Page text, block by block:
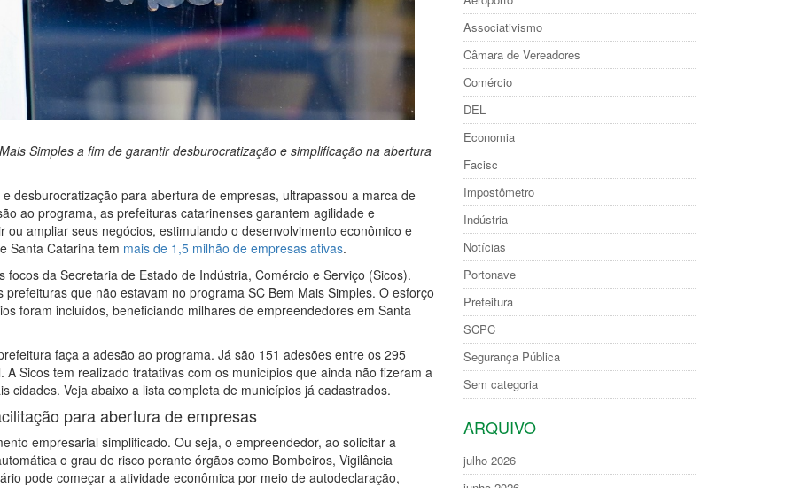
Simples a fim de garantir desburocratização e simplificação na abertura
desburocratização para abertura de empresas, ultrapassou a marca de
ao programa, as prefeituras catarinenses garantem agilidade e
ampliar seus negócios, estimulando o desenvolvimento econômico e
Santa Catarina tem mais de 1,5 milhão de empresas ativas.
da Secretaria de Estado de Indústria, Comércio e Serviço (Sicos).
que não estavam no programa SC Bem Mais Simples. O esforço
foram incluídos, beneficiando milhares de empreendedores em Santa
faça a adesão ao programa. Já são 151 adesões entre os 295
Sicos tem realizado tratativas com os municípios que ainda não fizeram a
cidades. Veja abaixo a lista completa de municípios já cadastrados.
para abertura de empresas
empresarial simplificado. Ou seja, o empreendedor, ao solicitar a
o grau de risco perante órgãos como Bombeiros, Vigilância
pode começar a atividade econômica por meio de autodeclaração,
Associativismo
Câmara de Vereadores
Comércio
DEL
Economia
Facisc
Impostômetro
Indústria
Notícias
Portonave
Prefeitura
SCPC
Segurança Pública
Sem categoria
ARQUIVO
julho 2026